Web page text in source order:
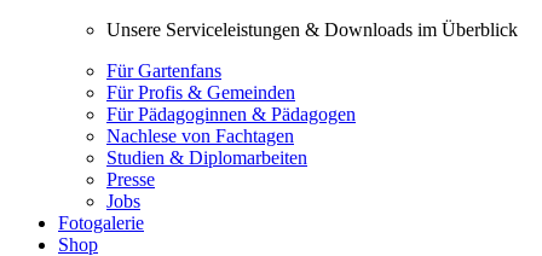
Unsere Serviceleistungen & Downloads im Überblick
Für Gartenfans
Für Profis & Gemeinden
Für Pädagoginnen & Pädagogen
Nachlese von Fachtagen
Studien & Diplomarbeiten
Presse
Jobs
Fotogalerie
Shop